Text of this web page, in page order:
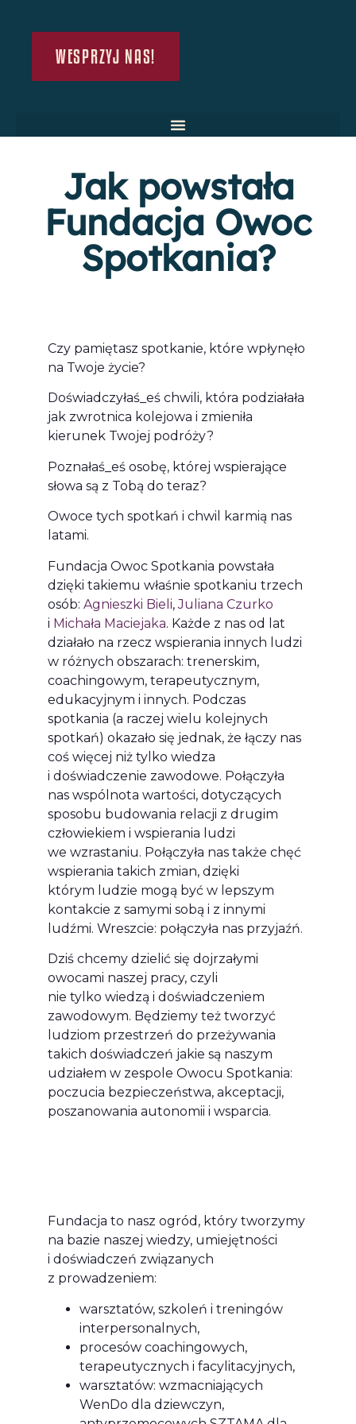
WESPRZYJ NAS!
Jak powstała
Fundacja Owoc
Spotkania?
Czy pamiętasz spotkanie, które wpłynęło
na Twoje życie?
Doświadczyłaś_eś chwili, która podziałała
jak zwrotnica kolejowa i zmieniła
kierunek Twojej podróży?
Poznałaś_eś osobę, której wspierające
słowa są z Tobą do teraz?
Owoce tych spotkań i chwil karmią nas
latami.
Fundacja Owoc Spotkania powstała
dzięki takiemu właśnie spotkaniu trzech
osób: Agnieszki Bieli,Juliana Czurko
i Michała Maciejaka. Każde z nas od lat
działało na rzecz wspierania innych ludzi
w różnych obszarach: trenerskim,
coachingowym, terapeutycznym,
edukacyjnym i innych. Podczas
spotkania (a raczej wielu kolejnych
spotkań) okazało się jednak, że łączy nas
coś więcej niż tylko wiedza
i doświadczenie zawodowe. Połączyła
nas wspólnota wartości, dotyczących
sposobu budowania relacji z drugim
człowiekiem i wspierania ludzi
we wzrastaniu. Połączyła nas także chęć
wspierania takich zmian, dzięki
którym ludzie mogą być w lepszym
kontakcie z samymi sobą i z innymi
ludźmi. Wreszcie: połączyła nas przyjaźń.
Dziś chcemy dzielić się dojrzałymi
owocami naszej pracy, czyli
nie tylko wiedzą i doświadczeniem
zawodowym. Będziemy też tworzyć
ludziom przestrzeń do przeżywania
takich doświadczeń jakie są naszym
udziałem w zespole Owocu Spotkania:
poczucia bezpieczeństwa, akceptacji,
poszanowania autonomii i wsparcia.
Fundacja to nasz ogród, który tworzymy
na bazie naszej wiedzy, umiejętności
i doświadczeń związanych
z prowadzeniem:
warsztatów, szkoleń i treningów
interpersonalnych,
procesów coachingowych,
terapeutycznych i facylitacyjnych,
warsztatów: wzmacniających
WenDo dla dziewczyn,